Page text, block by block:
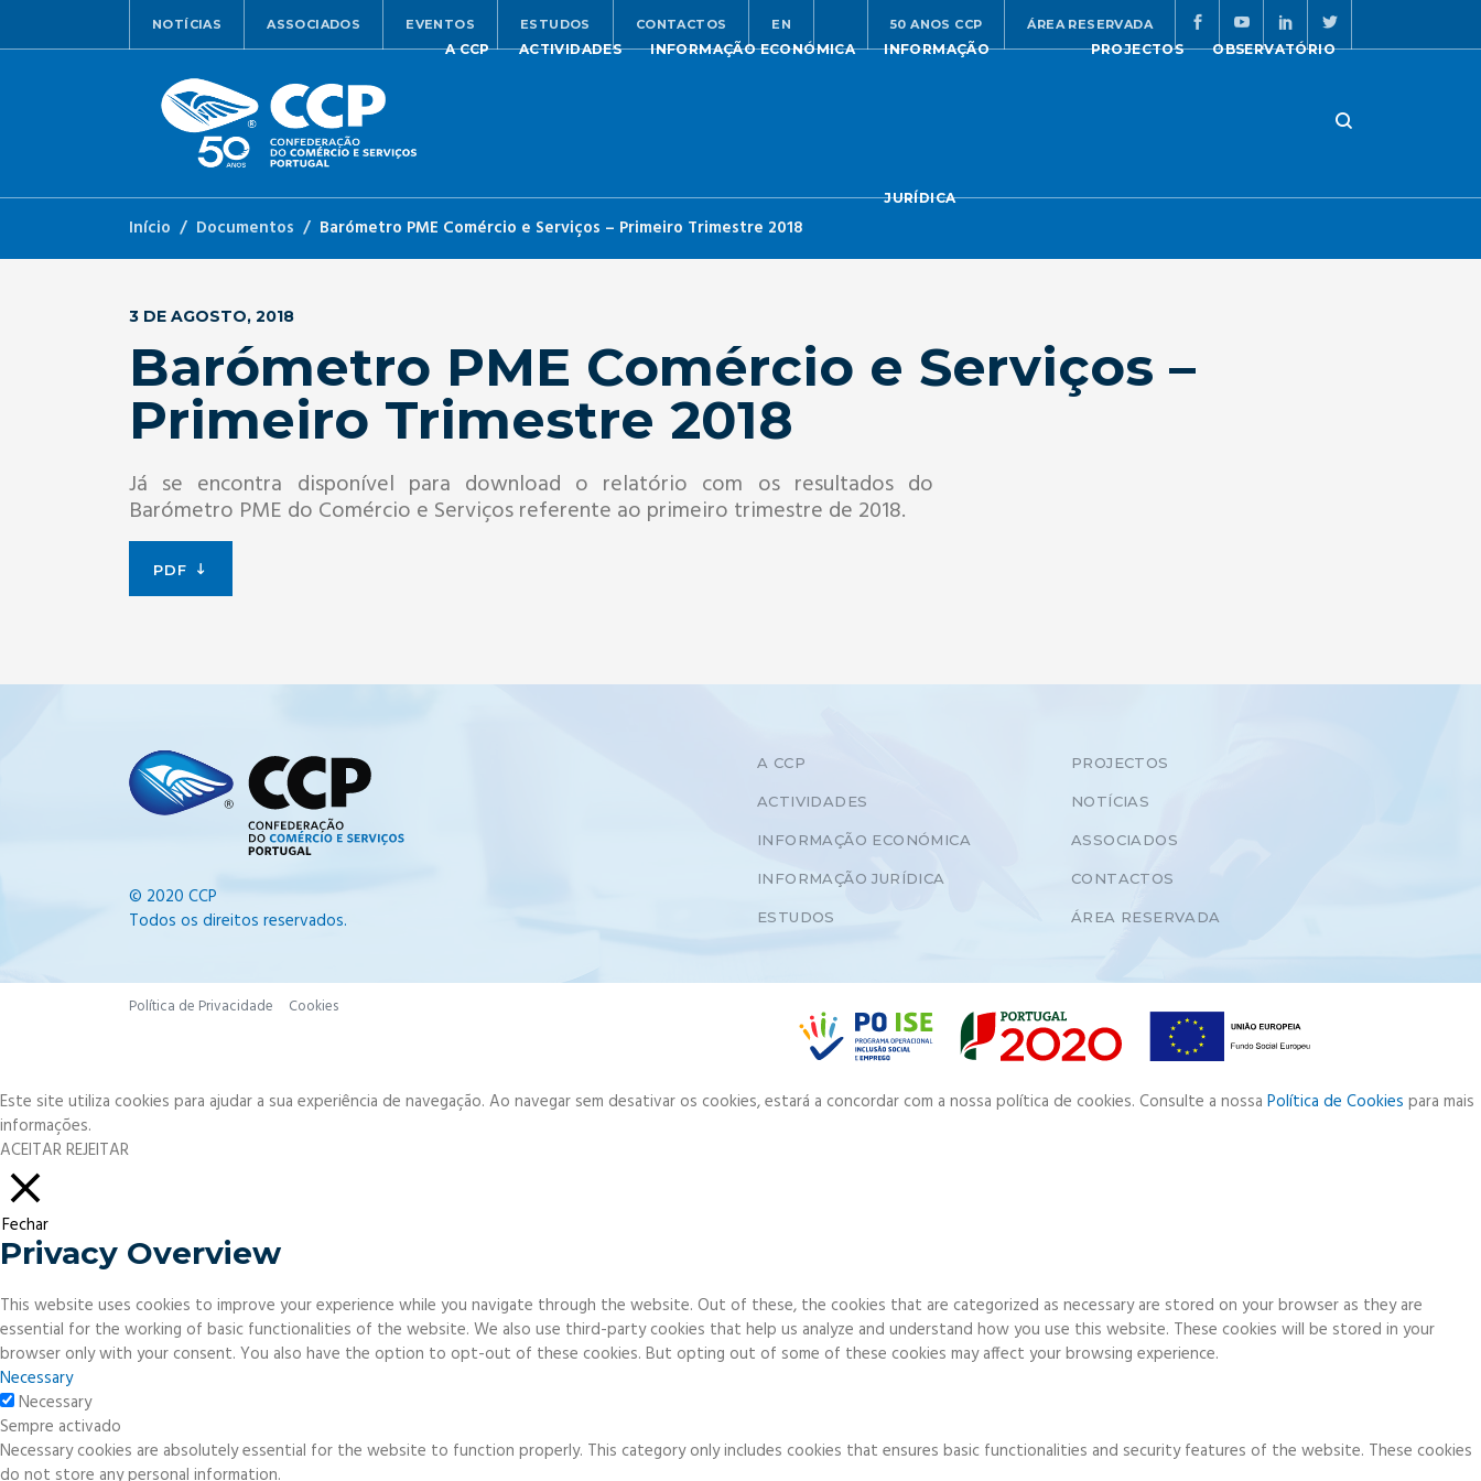
NOTÍCIAS ASSOCIADOS EVENTOS ESTUDOS CONTACTOS EN 50 ANOS CCP ÁREA RESERVADA
A CCP ACTIVIDADES INFORMAÇÃO ECONÓMICA INFORMAÇÃO
JURÍDICA
PROJECTOS OBSERVATÓRIO
Início Documentos Barómetro PME Comércio e Serviços – Primeiro Trimestre 2018
3 DE AGOSTO, 2018
Barómetro PME Comércio e Serviços –
Primeiro Trimestre 2018
Já se encontra disponível para download o relatório com os resultados do
Barómetro PME do Comércio e Serviços referente ao primeiro trimestre de 2018.
PDF
© 2020 CCP
Todos os direitos reservados.
A CCP
ACTIVIDADES
INFORMAÇÃO ECONÓMICA
INFORMAÇÃO JURÍDICA
ESTUDOS
PROJECTOS
NOTÍCIAS
ASSOCIADOS
CONTACTOS
ÁREA RESERVADA
Política de Privacidade Cookies
Este site utiliza cookies para ajudar a sua experiência de navegação. Ao navegar sem desativar os cookies, estará a concordar com a nossa política de cookies. Consulte a nossa Política de Cookies para mais
informações.
ACEITARREJEITAR
Fechar
Privacy Overview
This website uses cookies to improve your experience while you navigate through the website. Out of these, the cookies that are categorized as necessary are stored on your browser as they are
essential for the working of basic functionalities of the website. We also use third-party cookies that help us analyze and understand how you use this website. These cookies will be stored in your
browser only with your consent. You also have the option to opt-out of these cookies. But opting out of some of these cookies may affect your browsing experience.
Necessary
Necessary
Sempre activado
Necessary cookies are absolutely essential for the website to function properly. This category only includes cookies that ensures basic functionalities and security features of the website. These cookies
do not store any personal information.